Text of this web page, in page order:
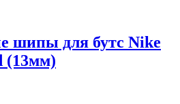
шипы для бутс Nike
(13мм)